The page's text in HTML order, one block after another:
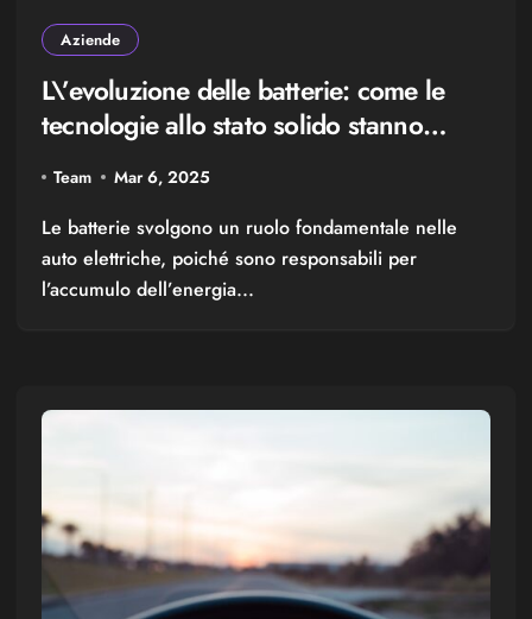
Aziende
L\’evoluzione delle batterie: come le
tecnologie allo stato solido stanno
Team Mar 6, 2025
Le batterie svolgono un ruolo fondamentale nelle
auto elettriche, poiché sono responsabili per
l’accumulo dell’energia...